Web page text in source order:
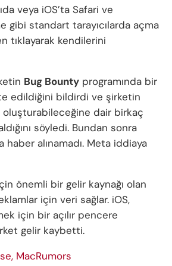
veya iOS’ta Safari ve
gibi standart tarayıcılarda açma
tıklayarak kendilerini
Bug Bounty programında bir
edildiğini bildirdi ve şirketin
oluşturabileceğine dair birkaç
söyledi. Bundan sonra
haber alınamadı. Meta iddiaya
önemli bir gelir kaynağı olan
için veri sağlar. iOS,
için bir açılır pencere
gelir kaybetti.
MacRumors